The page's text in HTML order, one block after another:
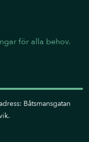
för alla behov.
Båtsmansgatan